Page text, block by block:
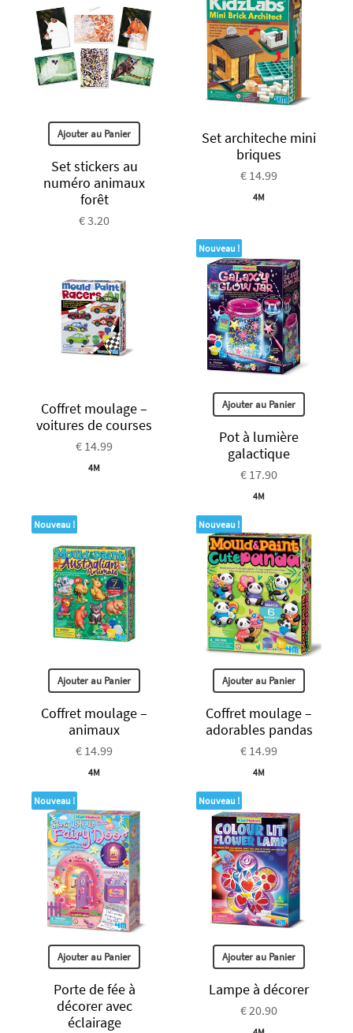
Ajouter au Panier
Set stickers au
numéro animaux
forêt
€ 3.20
Set architeche mini
briques
€ 14.99
4M
Coffret moulage –
voitures de courses
€ 14.99
4M
Nouveau !
Ajouter au Panier
Pot à lumière
galactique
€ 17.90
4M
Nouveau !
Ajouter au Panier
Coffret moulage –
animaux
€ 14.99
4M
Nouveau !
Ajouter au Panier
Coffret moulage –
adorables pandas
€ 14.99
4M
Nouveau !
Ajouter au Panier
Porte de fée à
décorer avec
éclairage
Nouveau !
Ajouter au Panier
Lampe à décorer
€ 20.90